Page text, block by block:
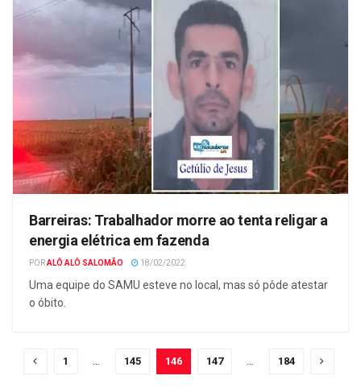
Barreiras: Trabalhador morre ao tenta religar a
energia elétrica em fazenda
PORALÔ ALÔ SALOMÃO 18/02/2022
Uma equipe do SAMU esteve no local, mas só pôde atestar
o óbito.
1 … 145 146 147 … 184